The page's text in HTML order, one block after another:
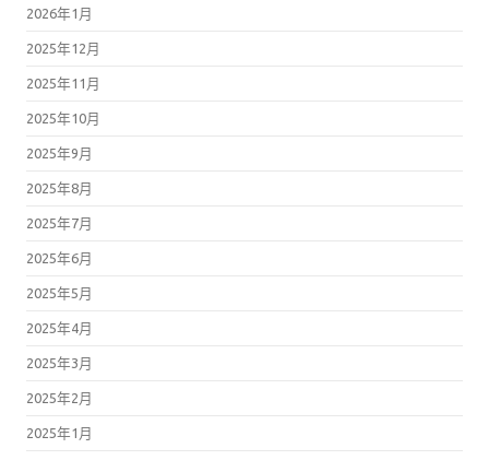
2026年1月
2025年12月
2025年11月
2025年10月
2025年9月
2025年8月
2025年7月
2025年6月
2025年5月
2025年4月
2025年3月
2025年2月
2025年1月